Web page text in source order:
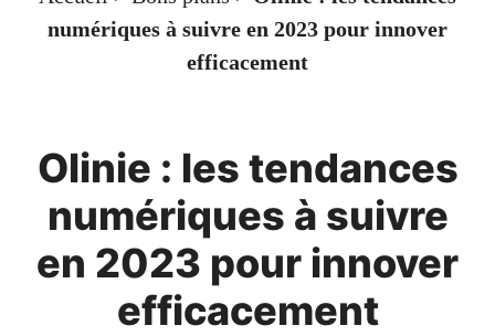
numériques à suivre en 2023 pour innover
efficacement
Olinie : les tendances
numériques à suivre
en 2023 pour innover
efficacement